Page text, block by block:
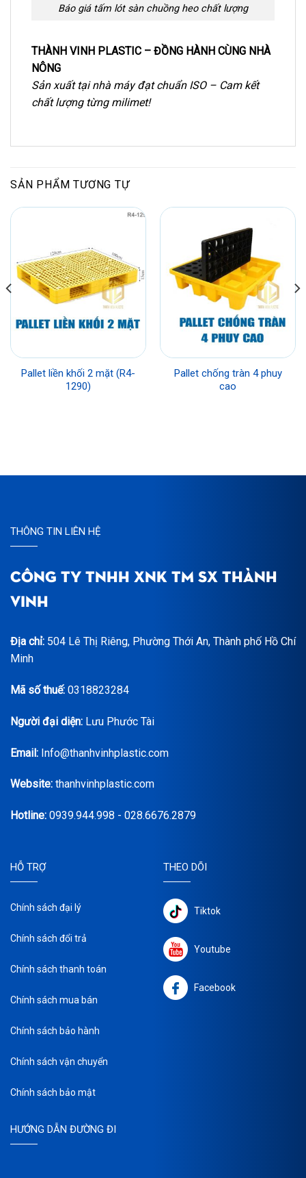
Báo giá tấm lót sàn chuồng heo chất lượng
THÀNH VINH PLASTIC – ĐỒNG HÀNH CÙNG NHÀ
NÔNG
Sản xuất tại nhà máy đạt chuẩn ISO – Cam kết
chất lượng từng milimet!
SẢN PHẨM TƯƠNG TỰ
Pallet liền khối 2 mặt (R4-
1290)
Pallet chống tràn 4 phuy
cao
THÔNG TIN LIÊN HỆ
CÔNG TY TNHH XNK TM SX THÀNH
VINH
Địa chỉ: 504 Lê Thị Riêng, Phường Thới An, Thành phố Hồ Chí
Minh
Mã số thuế: 0318823284
Người đại diện: Lưu Phước Tài
Email: Info@thanhvinhplastic.com
Website: thanhvinhplastic.com
Hotline: 0939.944.998 - 028.6676.2879
HỖ TRỢ
Chính sách đại lý
Chính sách đổi trả
Chính sách thanh toán
Chính sách mua bán
Chính sách bảo hành
Chính sách vận chuyển
Chính sách bảo mật
THEO DÕI
Tiktok
Youtube
Facebook
HƯỚNG DẪN ĐƯỜNG ĐI